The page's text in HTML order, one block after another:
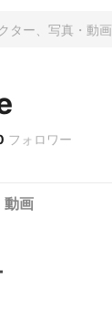
フォロワー
動画